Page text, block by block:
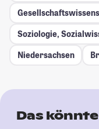
Soziologie,
Niedersachsen
Das